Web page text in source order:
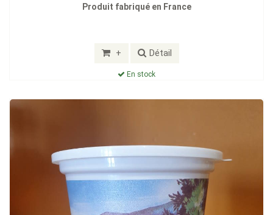
Produit fabriqué en France
+ Détail
En stock